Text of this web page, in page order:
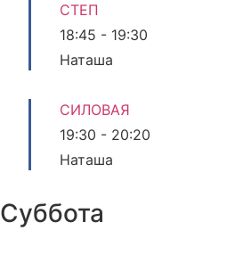
СТЕП
18:45 - 19:30
Наташа
СИЛОВАЯ
19:30 - 20:20
Наташа
Суббота